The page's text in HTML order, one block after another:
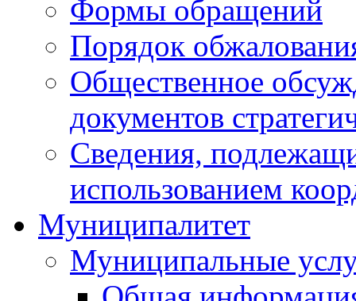
Формы обращений
Порядок
Общественное
документов
Сведения,
использованием
Муниципалитет
Муниципальные